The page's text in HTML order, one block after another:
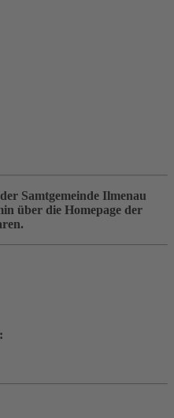
Samtgemeinde Ilmenau
über die Homepage der
: